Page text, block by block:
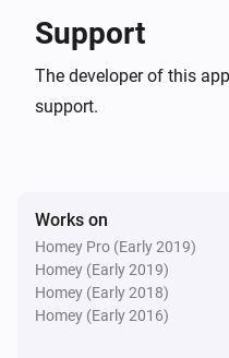
-   Deze nieuwe cards
-   Via de instellingen
nieuwsfeed plaatsten.
Support
The developer of this
support.
Works on
Homey Pro (Early 2019)
Homey (Early 2019)
Homey (Early 2018)
Homey (Early 2016)